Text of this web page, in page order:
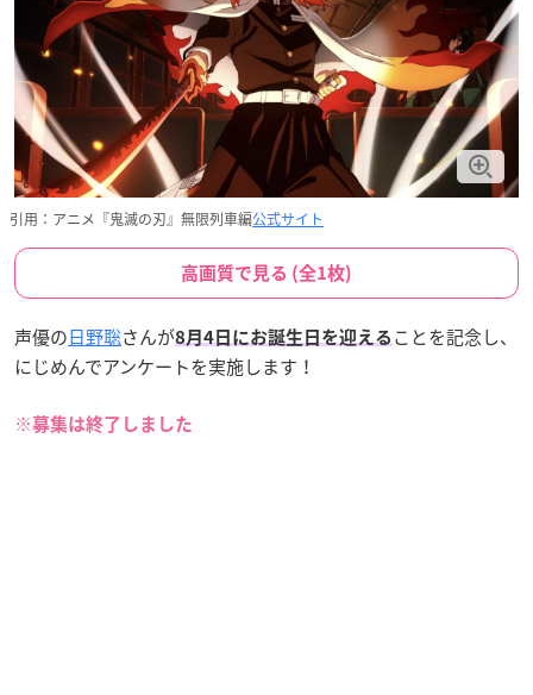
引用：アニメ『鬼滅の刃』無限列車編公式サイト
高画質で見る (全1枚)
声優の日野聡さんが8月4日にお誕生日を迎える ことを記念し、
にじめんでアンケートを実施します！
※募集は終了しました